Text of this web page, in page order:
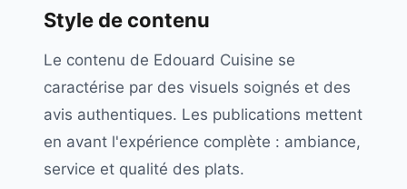
Style de contenu
Le contenu de Edouard Cuisine se
caractérise par des visuels soignés et des
avis authentiques. Les publications mettent
en avant l'expérience complète : ambiance,
service et qualité des plats.